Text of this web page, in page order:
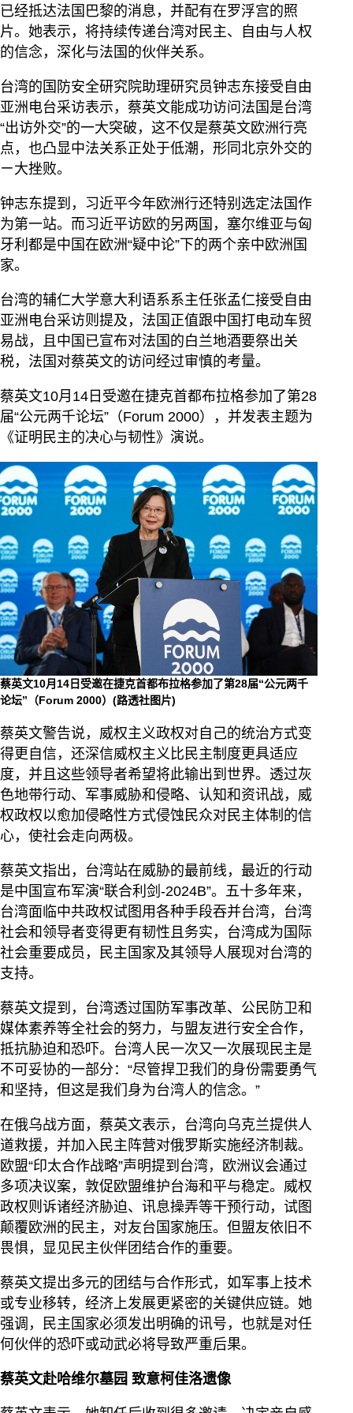
已经抵达法国巴黎的消息，并配有在罗浮宫的照
片。她表示，将持续传递台湾对民主、自由与人权
的信念，深化与法国的伙伴关系。
台湾的国防安全研究院助理研究员钟志东接受自由
亚洲电台采访表示，蔡英文能成功访问法国是台湾
“出访外交”的一大突破，这不仅是蔡英文欧洲行亮
点，也凸显中法关系正处于低潮，形同北京外交的
ㄧ大挫败。
钟志东提到，习近平今年欧洲行还特别选定法国作
为第一站。而习近平访欧的另两国，塞尔维亚与匈
牙利都是中国在欧洲“疑中论”下的两个亲中欧洲国
家。
台湾的辅仁大学意大利语系系主任张孟仁接受自由
亚洲电台采访则提及，法国正值跟中国打电动车贸
易战，且中国已宣布对法国的白兰地酒要祭出关
税，法国对蔡英文的访问经过审慎的考量。
蔡英文10月14日受邀在捷克首都布拉格参加了第28
届“公元两千论坛”（Forum 2000），并发表主题为
《证明民主的决心与韧性》演说。
蔡英文10月14日受邀在捷克首都布拉格参加了第28届“公元两千
论坛”（Forum 2000）(路透社图片)
蔡英文警告说，威权主义政权对自己的统治方式变
得更自信，还深信威权主义比民主制度更具适应
度，并且这些领导者希望将此输出到世界。透过灰
色地带行动、军事威胁和侵略、认知和资讯战，威
权政权以愈加侵略性方式侵蚀民众对民主体制的信
心，使社会走向两极。
蔡英文指出，台湾站在威胁的最前线，最近的行动
是中国宣布军演“联合利剑-2024B”。五十多年来，
台湾面临中共政权试图用各种手段吞并台湾，台湾
社会和领导者变得更有韧性且务实，台湾成为国际
社会重要成员，民主国家及其领导人展现对台湾的
支持。
蔡英文提到，台湾透过国防军事改革、公民防卫和
媒体素养等全社会的努力，与盟友进行安全合作，
抵抗胁迫和恐吓。台湾人民一次又一次展现民主是
不可妥协的一部分：“尽管捍卫我们的身份需要勇气
和坚持，但这是我们身为台湾人的信念。”
在俄乌战方面，蔡英文表示，台湾向乌克兰提供人
道救援，并加入民主阵营对俄罗斯实施经济制裁。
欧盟“印太合作战略”声明提到台湾，欧洲议会通过
多项决议案，敦促欧盟维护台海和平与稳定。威权
政权则诉诸经济胁迫、讯息操弄等干预行动，试图
颠覆欧洲的民主，对友台国家施压。但盟友依旧不
畏惧，显见民主伙伴团结合作的重要。
蔡英文提出多元的团结与合作形式，如军事上技术
或专业移转，经济上发展更紧密的关键供应链。她
强调，民主国家必须发出明确的讯号，也就是对任
何伙伴的恐吓或动武必将导致严重后果。
蔡英文赴哈维尔墓园 致意柯佳洛遗像